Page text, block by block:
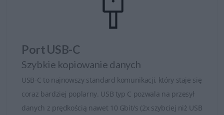
Ergonomia i komfort użytkowania
Każdy monitor Alienware wyposażony jest w stabilną i
regulowaną podstawę, umożliwiającą dopasowanie
wysokości, nachylenia i obrotu ekranu. Rozwiązania te
zapewniają maksymalny komfort nawet podczas
wielogodzinnych maratonów gamingowych. Dodatkowo
Port USB-C
Szybkie kopiowanie danych
USB-C to najnowszy standard komunikacji, który staje się
coraz bardziej poplarny. USB typ C pozwala na przesył
danych z prędkością nawet 10 Gbit/s (2x szybciej niż USB